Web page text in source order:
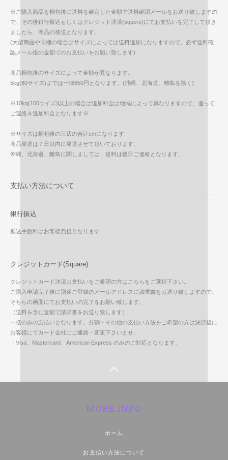
※ご購入商品を梱包後に送料を確定した金額で送料確認メールをお送り致しますの
で、その後銀行振込もしくはクレジット決済(squere)にてお支払いを完了して頂き
ましたら、商品の発送となります。
(大型商品や同梱の場合はサイズによっては送料追加になりますので、必ず送料確
認メール後の金額でのお支払いをお願い致します)
商品梱包後のサイズによって金額が異なります。
5kg(80サイズ)までは一律850円となります。(沖縄、北海道、離島を除く)
※10kg(100サイズ)以上の場合は追加料金は地域によって異なりますので、追って
ご連絡＆追加料金となります※
※サイズは梱包後の三辺の合計cmになります
商品発送は７日以内に発送させて頂いております。
沖縄、北海道、離島に関しましては、送料は後日ご連絡となります。
支払い方法について
銀行振込
振込手数料はお客様負担となります
クレジットカード(Square)
クレジットカード決済お支払いをご希望の方はこちらをご選択下さい。
ご購入申請完了後に別途ご登録のメールアドレスに請求書をお送り致しますので、
そちらの画面にてお支払いの完了をお願い致します。
（送料を含む金額で請求書をお送り致します）
一括のみの支払いとなります。分割・その他の支払い方法をご希望の方は決済後に
お客様にてカード会社にご連絡・変更下さいませ。
・Visa、Mastercard、American Express のみのご対応となります。
MORE INFO
ホーム
お支払い方法について